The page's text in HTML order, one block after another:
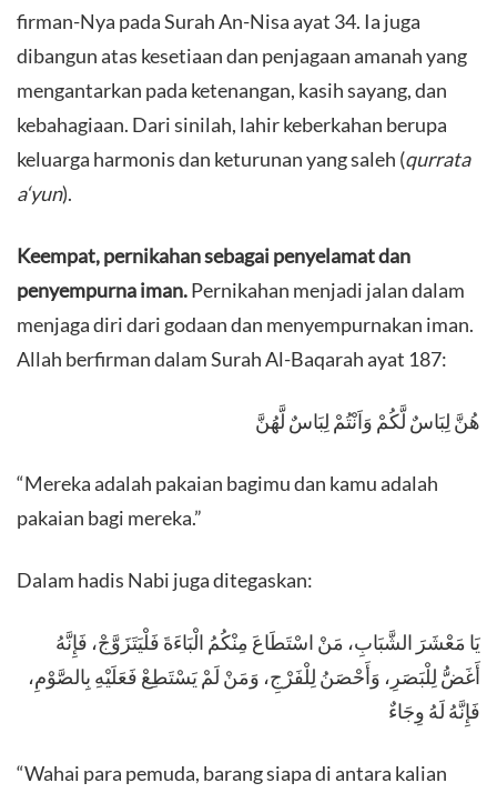
firman-Nya pada Surah An-Nisa ayat 34. Ia juga
dibangun atas kesetiaan dan penjagaan amanah yang
mengantarkan pada ketenangan, kasih sayang, dan
kebahagiaan. Dari sinilah, lahir keberkahan berupa
keluarga harmonis dan keturunan yang saleh (qurrata
a‘yun).
Keempat, pernikahan sebagai penyelamat dan
penyempurna iman.Pernikahan menjadi jalan dalam
menjaga diri dari godaan dan menyempurnakan iman.
Allah berfirman dalam Surah Al-Baqarah ayat 187:
​هُنَّ لِبَاسٌ لَّكُمْ وَاَنْتُمْ لِبَاسٌ لَّهُنَّ
​“Mereka adalah pakaian bagimu dan kamu adalah
pakaian bagi mereka.”
​Dalam hadis Nabi juga ditegaskan:
​يَا مَعْشَرَ الشَّبَابِ، مَنْ اسْتَطَاعَ مِنْكُمُ الْبَاءَةَ فَلْيَتَزَوَّجْ، فَإِنَّهُ
أَغَضُّ لِلْبَصَرِ، وَأَحْصَنُ لِلْفَرْجِ، وَمَنْ لَمْ يَسْتَطِعْ فَعَلَيْهِ بِالصَّوْمِ،
فَإِنَّهُ لَهُ وِجَاءٌ
​“Wahai para pemuda, barang siapa di antara kalian